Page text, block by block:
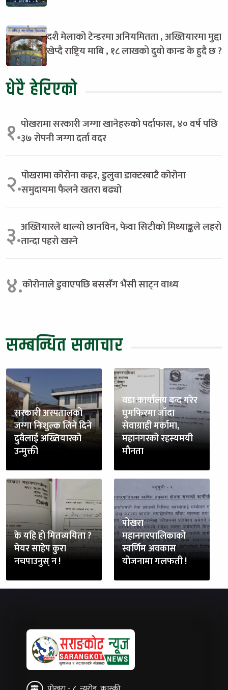
दशै मेलाको टेन्डरमा अनियमितता , अख्तियारमा मुद्दा
खेप्दै राष्ट्रिय माबि , १८ लाखको दुवो कान्ड के हुदै छ ?
धेरै हेरिएको
१.पोखरामा सरकारी जग्गा खानेहरुको पर्दाफास, ४० वर्ष पछि
३७ रोपनी जग्गा दर्ता वदर
२.पोखरामा कोरोना कहर, डुलुवा डाक्टरबाटै कोरोना
समुदायमा फैलने खतरा बढ्यो
३.अख्तियारले थाल्यो छानविन, फेवा सिटीको मिथ्याङ्कले लहरो
तान्दा पहरो खस्ने
४.कोरोनाले डुवाएपछि बससँग भैंसी साट्न वाध्य
सम्बन्धित समाचार
सरकारी अस्पतालको
जग्गा निःशुल्क लिने दिने
दुवैलाई अख्तियारको
उन्मुक्ती
वडा कार्यालय बन्द गरेर
घुमफिरमा जाँदा
सेवाग्राही मर्कामा,
महानगरको रहस्यमयी
मौनता
के यहि हो मितव्ययिता ?
मेयर साहेप कुरा
नचपाउनुस् न !
पोखरा
महानगरपालिकाको
स्वर्णिम अवकास
योजनामा गलफती !